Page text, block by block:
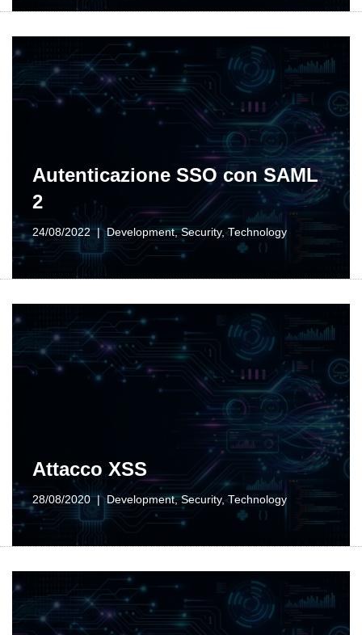
Autenticazione SSO con SAML
2
24/08/2022 Development,Security,Technology
Attacco XSS
28/08/2020 Development,Security,Technology